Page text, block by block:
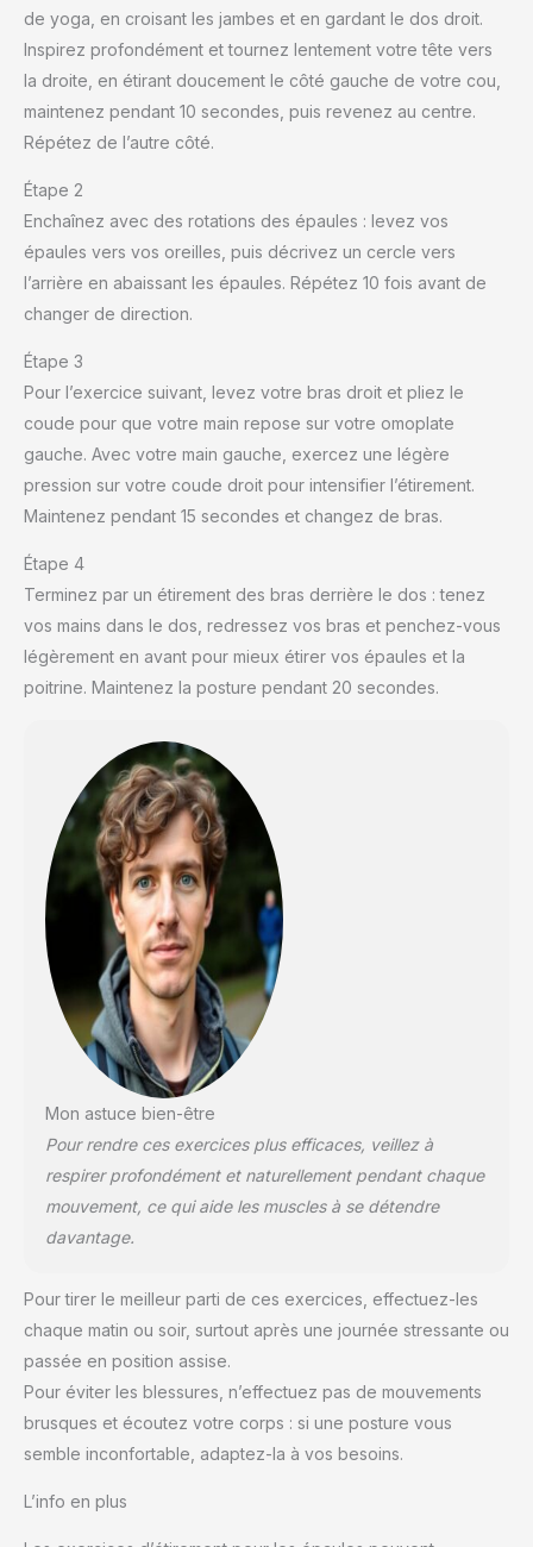
de yoga, en croisant les jambes et en gardant le dos droit.
Inspirez profondément et tournez lentement votre tête vers
la droite, en étirant doucement le côté gauche de votre cou,
maintenez pendant 10 secondes, puis revenez au centre.
Répétez de l’autre côté.
Étape 2
Enchaînez avec des rotations des épaules : levez vos
épaules vers vos oreilles, puis décrivez un cercle vers
l’arrière en abaissant les épaules. Répétez 10 fois avant de
changer de direction.
Étape 3
Pour l’exercice suivant, levez votre bras droit et pliez le
coude pour que votre main repose sur votre omoplate
gauche. Avec votre main gauche, exercez une légère
pression sur votre coude droit pour intensifier l’étirement.
Maintenez pendant 15 secondes et changez de bras.
Étape 4
Terminez par un étirement des bras derrière le dos : tenez
vos mains dans le dos, redressez vos bras et penchez-vous
légèrement en avant pour mieux étirer vos épaules et la
poitrine. Maintenez la posture pendant 20 secondes.
Mon astuce bien-être
Pour rendre ces exercices plus efficaces, veillez à
respirer profondément et naturellement pendant chaque
mouvement, ce qui aide les muscles à se détendre
davantage.
Pour tirer le meilleur parti de ces exercices, effectuez-les
chaque matin ou soir, surtout après une journée stressante ou
passée en position assise.
Pour éviter les blessures, n’effectuez pas de mouvements
brusques et écoutez votre corps : si une posture vous
semble inconfortable, adaptez-la à vos besoins.
L’info en plus